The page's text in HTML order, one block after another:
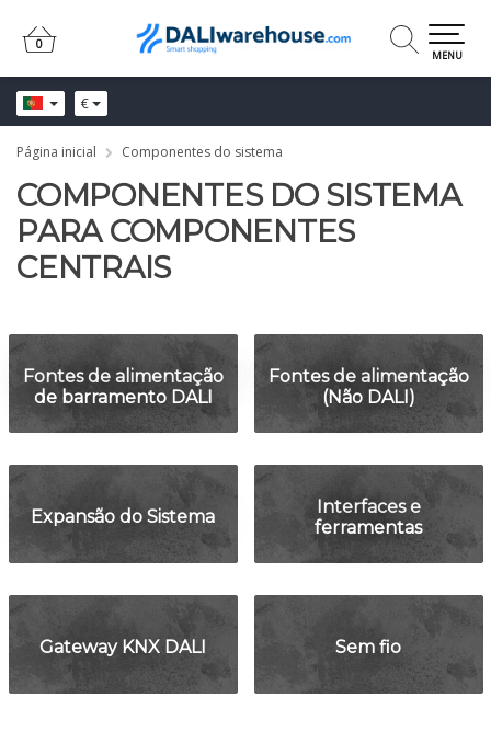
€
0
0
MENU
Página inicial Componentes do sistema
COMPONENTES DO SISTEMA
PARA COMPONENTES
CENTRAIS
Fontes de alimentação
de barramento DALI
Fontes de alimentação
(Não DALI)
Expansão do Sistema
Interfaces e
ferramentas
Gateway KNX DALI Sem fio